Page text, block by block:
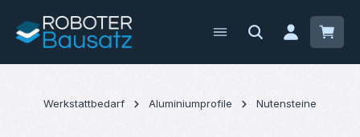
Zum Hauptinhalt springen
Werkstattbedarf Aluminiumprofile Nutensteine